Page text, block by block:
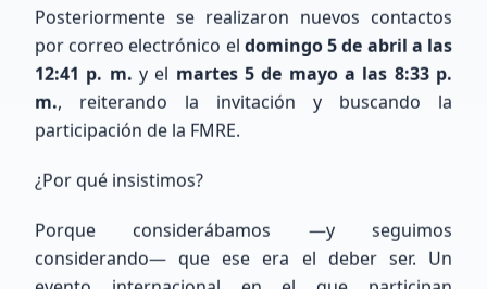
Buscar
Posteriormente se realizaron nuevos contactos
por correo electrónico el domingo 5 de abril a las
12:41 p. m. y el martes 5 de mayo a las 8:33 p.
m., reiterando la invitación y buscando la
participación de la FMRE.
¿Por qué insistimos?
Porque considerábamos —y seguimos
considerando— que ese era el deber ser. Un